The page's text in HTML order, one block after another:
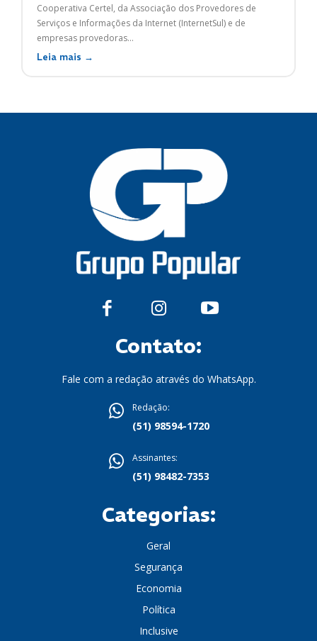
Cooperativa Certel, da Associação dos Provedores de
Serviços e Informações da Internet (InternetSul) e de
empresas provedoras...
Leia mais →
Contato:
Fale com a redação através do WhatsApp.
Redação:
(51) 98594-1720
Assinantes:
(51) 98482-7353
Categorias:
Geral
Segurança
Economia
Política
Inclusive